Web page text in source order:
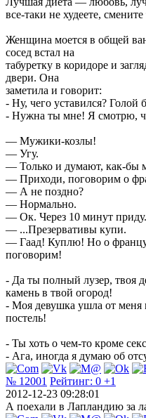
все-таки не худеете,
Женщина моется в общей
сосед встал на
табуретку в коридоре и
двери. Она
заметила и говорит:
- Ну, чего уставился? Голой
- Нужна ты мне! Я смотрю,
— Мужики-козлы!
— Угу.
— Только и думают, как-бы
— Приходи, поговорим о
— А не поздно?
— Нормально.
— Ок. Через 10 минут приду.
— ...Презервативы купи.
— Гаад! Куплю! Но о
поговорим!
- Да ты полный лузер, твоя
камень в твой огород!
- Моя девушка ушла от меня
постель!
- Ты хоть о чем-то кроме
- Ага, иногда я думаю об
№ 12001 Рейтинг: 0 +1
2012-12-23 09:28:01
А поехали в Лапландию за